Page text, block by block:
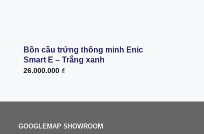
Bồn cầu trứng thông minh Enic
Smart E – Trắng xanh
26.000.000₫
GOOGLEMAP SHOWROOM